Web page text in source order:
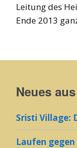
Leitung des
Ende 2013
Neues
Sristi Village:
Laufen